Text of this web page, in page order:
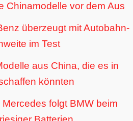
Chinamodelle vor dem Aus
überzeugt mit Autobahn-
im Test
aus China, die es in
könnten
folgt BMW beim